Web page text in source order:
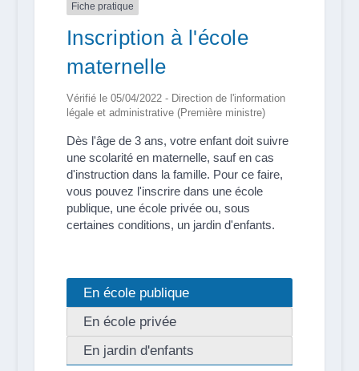
Fiche pratique
Inscription à l'école
maternelle
Vérifié le 05/04/2022 - Direction de l'information
légale et administrative (Première ministre)
Dès l'âge de 3 ans, votre enfant doit suivre
une scolarité en maternelle, sauf en cas
d'instruction dans la famille. Pour ce faire,
vous pouvez l'inscrire dans une école
publique, une école privée ou, sous
certaines conditions, un jardin d'enfants.
En école publique
En école privée
En jardin d'enfants